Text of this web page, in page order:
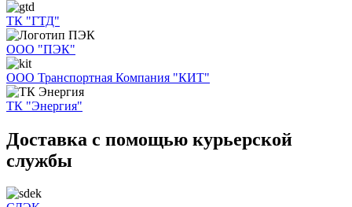
ТК "ГТД"
ООО "ПЭК"
ООО Транспортная Компания "КИТ"
ТК "Энергия"
Доставка с помощью курьерской
службы